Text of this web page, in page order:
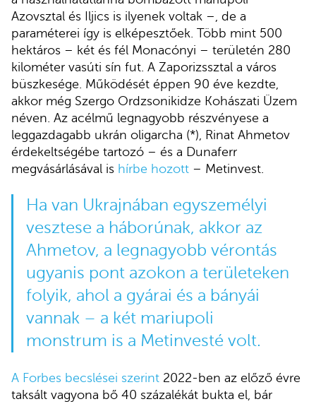
Azovsztal és Iljics is ilyenek voltak –, de a
paraméterei így is elképesztőek. Több mint 500
hektáros – két és fél Monacónyi – területén 280
kilométer vasúti sín fut. A Zaporizssztal a város
büszkesége. Működését éppen 90 éve kezdte,
akkor még Szergo Ordzsonikidze Kohászati Üzem
néven. Az acélmű legnagyobb részvényese a
leggazdagabb ukrán oligarcha (*), Rinat Ahmetov
érdekeltségébe tartozó – és a Dunaferr
megvásárlásával is hírbe hozott – Metinvest.
Ha van Ukrajnában egyszemélyi
vesztese a háborúnak, akkor az
Ahmetov, a legnagyobb vérontás
ugyanis pont azokon a területeken
folyik, ahol a gyárai és a bányái
vannak – a két mariupoli
monstrum is a Metinvesté volt.
A Forbes becslései szerint 2022-ben az előző évre
taksált vagyona bő 40 százalékát bukta el, bár